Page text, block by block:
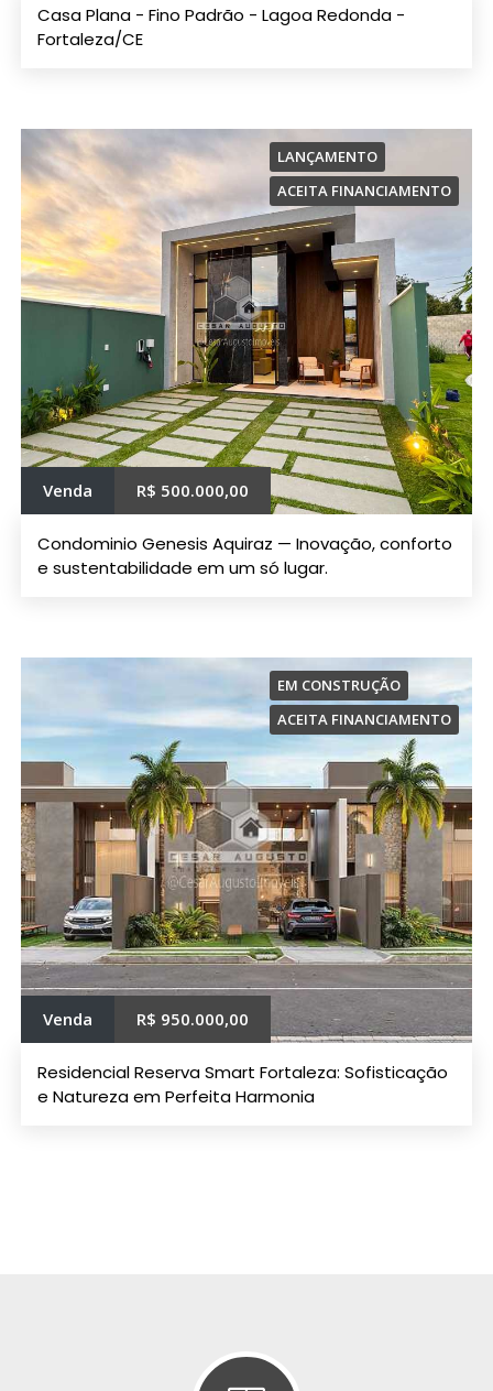
Casa Plana - Fino Padrão - Lagoa Redonda -
Fortaleza/CE
LANÇAMENTO
ACEITA FINANCIAMENTO
Venda R$ 500.000,00
Condominio Genesis Aquiraz — Inovação, conforto
e sustentabilidade em um só lugar.
EM CONSTRUÇÃO
ACEITA FINANCIAMENTO
Venda R$ 950.000,00
Residencial Reserva Smart Fortaleza: Sofisticação
e Natureza em Perfeita Harmonia